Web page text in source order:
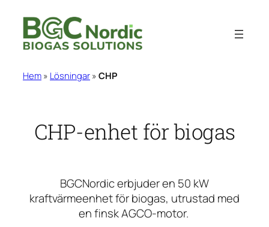
innehåll
Hem » Lösningar » CHP
CHP-enhet för biogas
BGCNordic erbjuder en 50 kW
kraftvärmeenhet för biogas, utrustad med
en finsk AGCO-motor.